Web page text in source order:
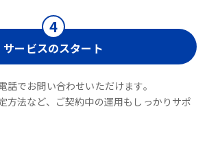
サービスのスタート
話でお問い合わせいただけます。
方法など、ご契約中の運用もしっかりサポ